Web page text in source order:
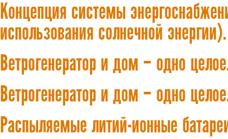
Концепция системы
использования солнечной
Ветрогенератор и дом – одно
Ветрогенератор и дом – одно
Распыляемые литий-ионные